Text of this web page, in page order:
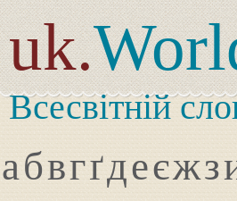
uk.
Всесвітній
абвгґдеєжз